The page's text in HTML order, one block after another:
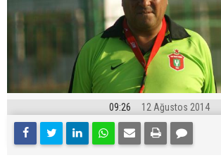
09:26 12 Ağustos 2014